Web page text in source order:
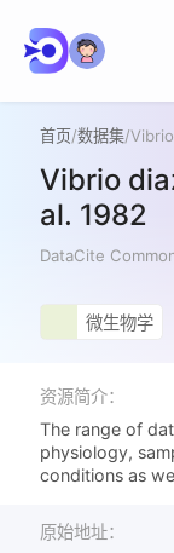
首页/数据集/
Vibrio
al. 1982
DataCite
微生物学
资源简介：
The range of
physiology,
conditions as
原始地址：